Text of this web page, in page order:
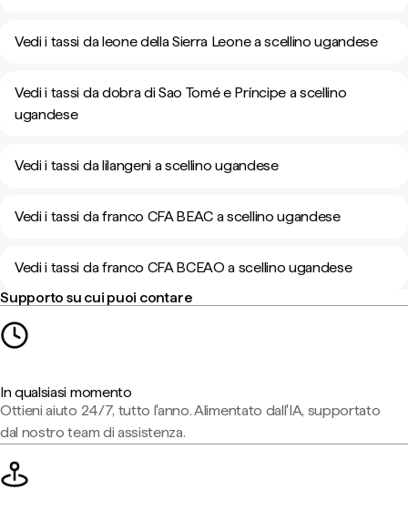
Vedi i tassi da leone della Sierra Leone a scellino ugandese
Vedi i tassi da dobra di Sao Tomé e Príncipe a scellino
ugandese
Vedi i tassi da lilangeni a scellino ugandese
Vedi i tassi da franco CFA BEAC a scellino ugandese
Vedi i tassi da franco CFA BCEAO a scellino ugandese
Supporto su cui puoi contare
In qualsiasi momento
Ottieni aiuto 24/7, tutto l'anno. Alimentato dall'IA, supportato
dal nostro team di assistenza.